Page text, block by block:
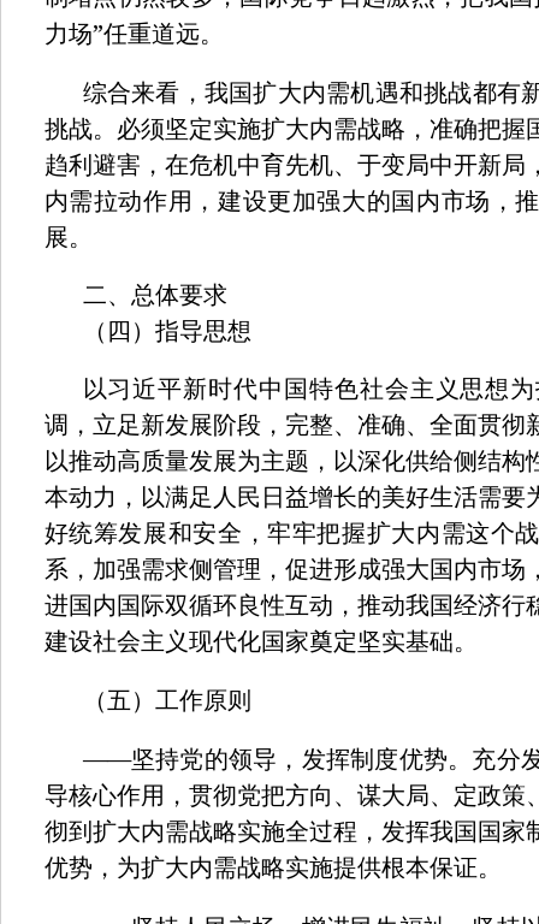
力场”任重道远。
综合来看，我国扩大内需机遇和挑战都有
挑战。必须坚定实施扩大内需战略，准确把握
趋利避害，在危机中育先机、于变局中开新局
内需拉动作用，建设更加强大的国内市场，
展。
二、总体要求
（四）指导思想
以习近平新时代中国特色社会主义思想
调，立足新发展阶段，完整、准确、全面贯彻
以推动高质量发展为主题，以深化供给侧结构
本动力，以满足人民日益增长的美好生活需要
好统筹发展和安全，牢牢把握扩大内需这个
系，加强需求侧管理，促进形成强大国内市场
进国内国际双循环良性互动，推动我国经济行
建设社会主义现代化国家奠定坚实基础。
（五）工作原则
——坚持党的领导，发挥制度优势。充分
导核心作用，贯彻党把方向、谋大局、定政策
彻到扩大内需战略实施全过程，发挥我国国家
优势，为扩大内需战略实施提供根本保证。